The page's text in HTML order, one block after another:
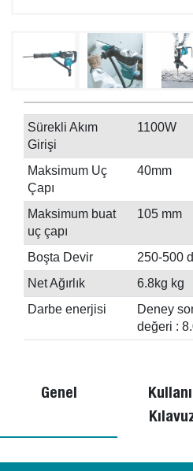
Sürekli Akım
Girişi
1100W
Maksimum Uç
Çapı
40mm
Maksimum buat
uç çapı
105 mm
Boşta Devir
250-500
Net Ağırlık
6.8kg kg
Darbe enerjisi
Deney
değeri :
Genel